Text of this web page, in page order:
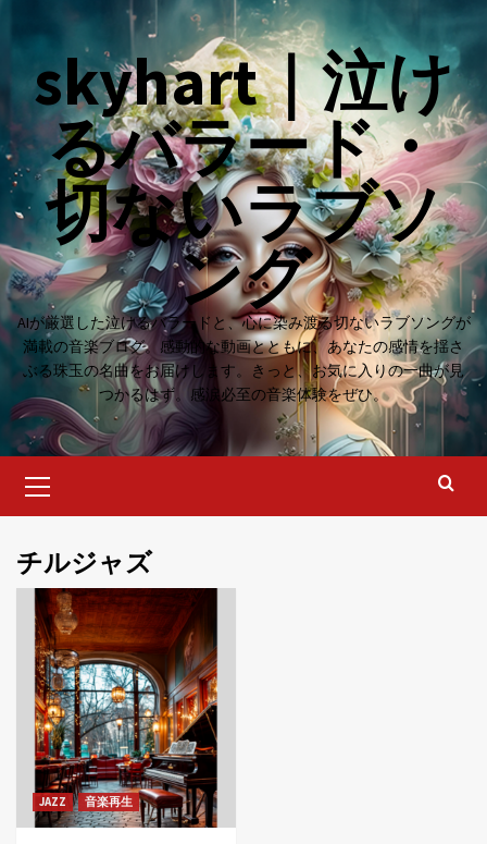
contentskyhart｜泣け
るバラード・
切ないラブソ
ング
AIが厳選した泣けるバラードと、心に染み渡る切ないラブソングが
満載の音楽ブログ。感動的な動画とともに、あなたの感情を揺さ
ぶる珠玉の名曲をお届けします。きっと、お気に入りの一曲が見
つかるはず。感涙必至の音楽体験をぜひ。
Menu
チルジャズ
JAZZ 音楽再生